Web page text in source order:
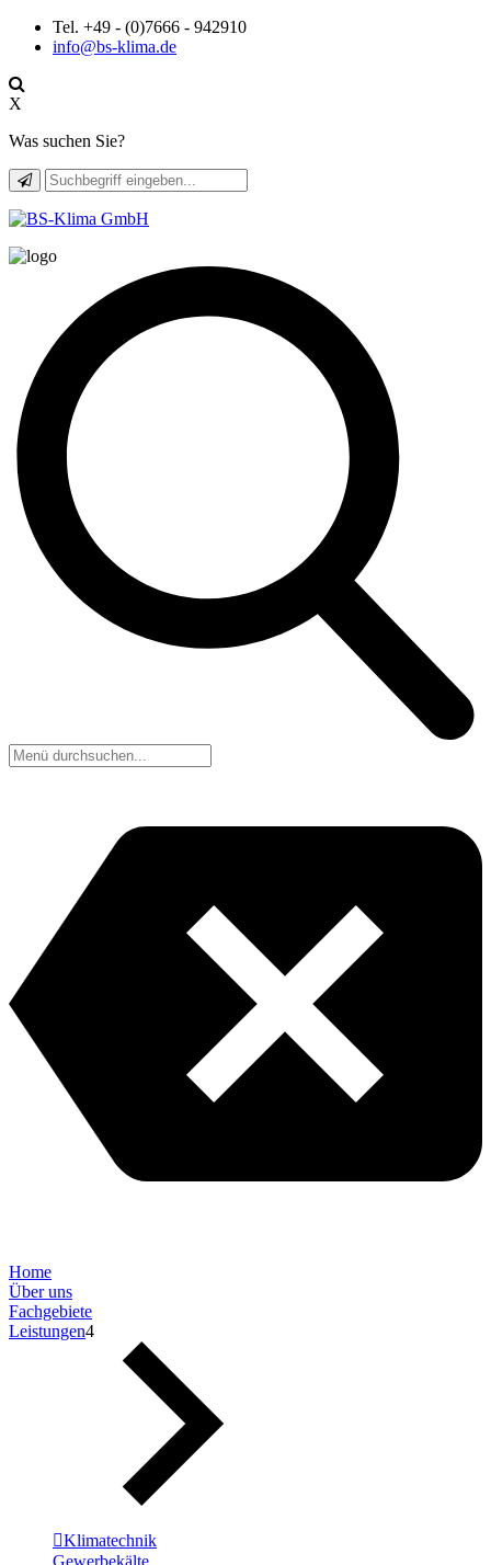
Tel. +49 - (0)7666 - 942910
info@bs-klima.de
X
Was suchen Sie?
Home
Über uns
Fachgebiete
Leistungen4
Klimatechnik
Gewerbekälte